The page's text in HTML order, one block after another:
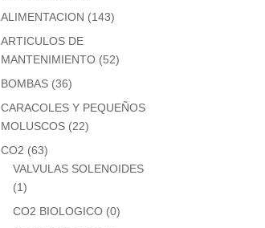
ALIMENTACION (143)
ARTICULOS DE
MANTENIMIENTO (52)
BOMBAS (36)
CARACOLES Y PEQUEÑOS
MOLUSCOS (22)
CO2 (63)
VALVULAS SOLENOIDES
(1)
CO2 BIOLOGICO (0)